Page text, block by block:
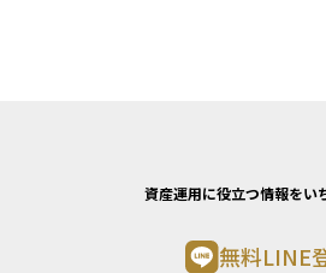
資産運用に役立つ情報をい
無料LINE